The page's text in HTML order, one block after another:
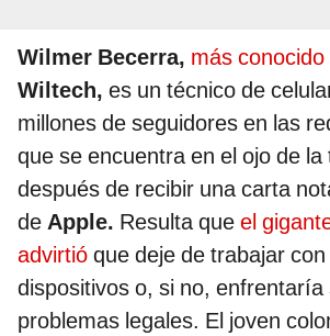
Wilmer Becerra, más
Wiltech, es un técnico de
millones de seguidores en las
que se encuentra en el ojo de
después de recibir una carta
de Apple. Resulta que el
advirtió que deje de trabajar
dispositivos o, si no, enfrentaría
problemas legales. El joven